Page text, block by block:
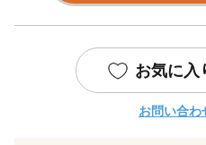
お気に入
お問い合わ